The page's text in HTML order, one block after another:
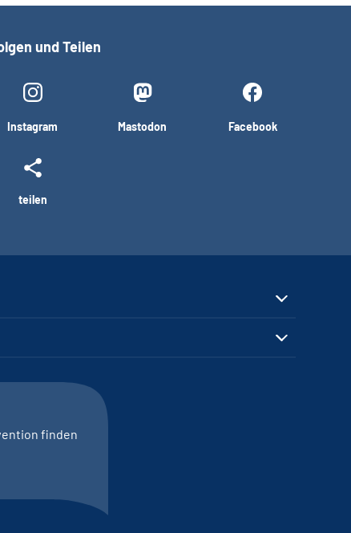
und Teilen
Instagram Mastodon Facebook
teilen
finden